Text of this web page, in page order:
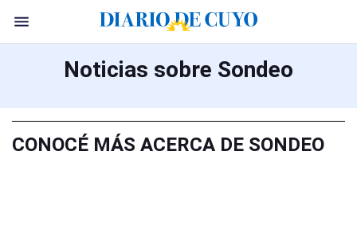
Noticias sobre Sondeo
CONOCÉ MÁS ACERCA DE SONDEO